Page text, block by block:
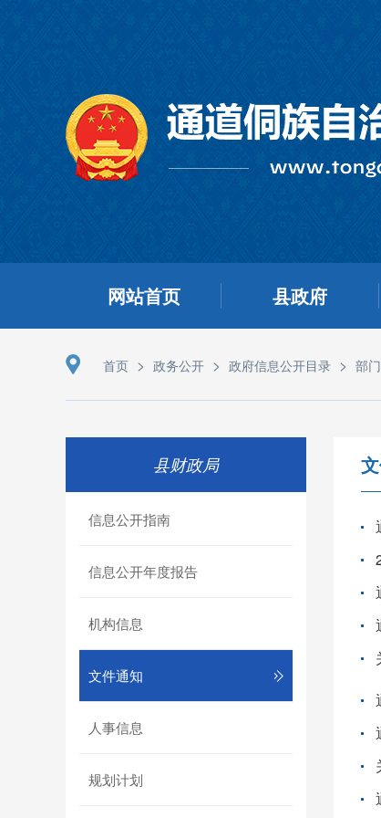
网站首页 县政府
首页 > 政务公开 > 政府信息公开目录 > 部
县财政局
信息公开指南
信息公开年度报告
机构信息
文件通知
人事信息
规划计划